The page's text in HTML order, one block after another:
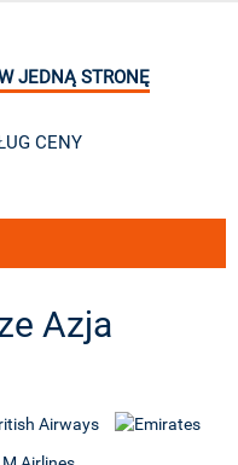
JEDNĄ STRONĘ
CENY
Azja